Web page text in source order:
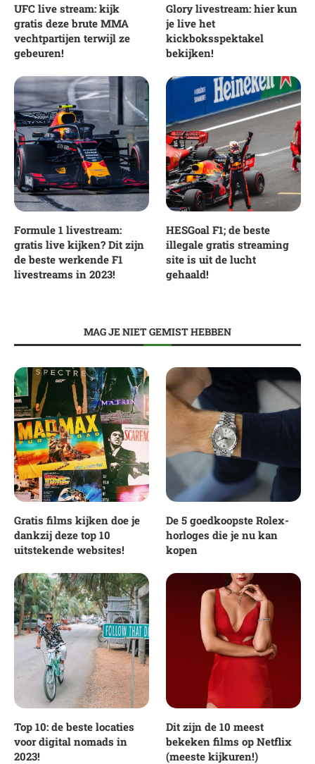
UFC live stream: kijk
gratis deze brute MMA
vechtpartijen terwijl ze
gebeuren!
Glory livestream: hier kun
je live het
kickboksspektakel
bekijken!
Formule 1 livestream:
gratis live kijken? Dit zijn
de beste werkende F1
livestreams in 2023!
HESGoal F1; de beste
illegale gratis streaming
site is uit de lucht
gehaald!
MAG JE NIET GEMIST HEBBEN
Gratis films kijken doe je
dankzij deze top 10
uitstekende websites!
De 5 goedkoopste Rolex-
horloges die je nu kan
kopen
Top 10: de beste locaties
voor digital nomads in
2023!
Dit zijn de 10 meest
bekeken films op Netflix
(meeste kijkuren!)